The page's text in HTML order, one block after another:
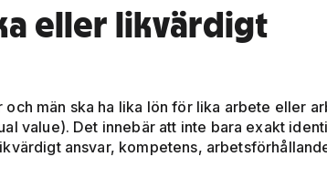
eller likvärdigt
män ska ha lika lön för lika arbete eller
value). Det innebär att inte bara exakt
ansvar, kompetens,